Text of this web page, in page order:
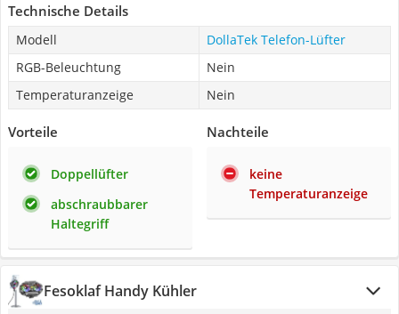
Technische Details
Modell
DollaTek Telefon-Lüfter
RGB-Beleuchtung
Nein
Temperaturanzeige
Nein
Vorteile
Doppellüfter
abschraubbarer
Haltegriff
Nachteile
keine
Temperaturanzeige
Fesoklaf Handy Kühler